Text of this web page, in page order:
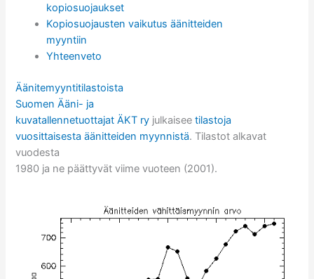
kopiosuojaukset
Kopiosuojausten vaikutus äänitteiden
myyntiin
Yhteenveto
Äänitemyyntitilastoista
Suomen Ääni- ja
kuvatallennetuottajat ÄKT ry julkaiseetilastoja
vuosittaisesta äänitteiden myynnistä. Tilastot alkavat
vuodesta
1980 ja ne päättyvät viime vuoteen (2001).